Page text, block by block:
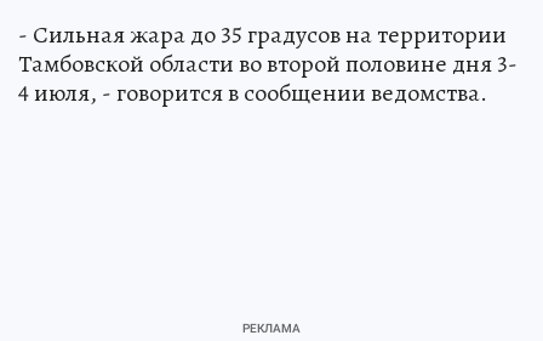
- Сильная жара до 35 градусов на территории
Тамбовской области во второй половине дня 3-
4 июля, - говорится в сообщении ведомства.